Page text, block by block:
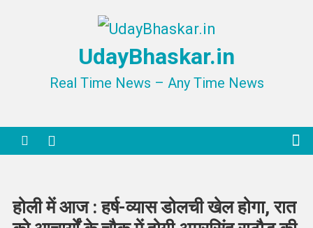
UdayBhaskar.in
Real Time News – Any Time News
होली में आज : हर्ष-व्यास डोलची खेल होगा, रात